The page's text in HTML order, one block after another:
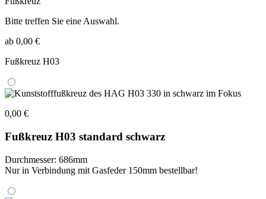
Bitte treffen Sie eine Auswahl.
ab 0,00 €
Fußkreuz H03
0,00 €
Fußkreuz H03 standard schwarz
Durchmesser: 686mm
Nur in Verbindung mit Gasfeder 150mm bestellbar!